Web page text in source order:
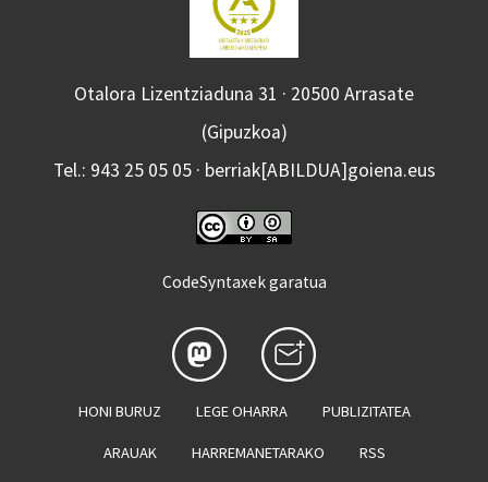
Otalora Lizentziaduna 31 · 20500 Arrasate
(Gipuzkoa)
Tel.: 943 25 05 05 · berriak[ABILDUA]goiena.eus
CodeSyntaxek garatua
HONI BURUZ LEGE OHARRA PUBLIZITATEA
ARAUAK HARREMANETARAKO RSS